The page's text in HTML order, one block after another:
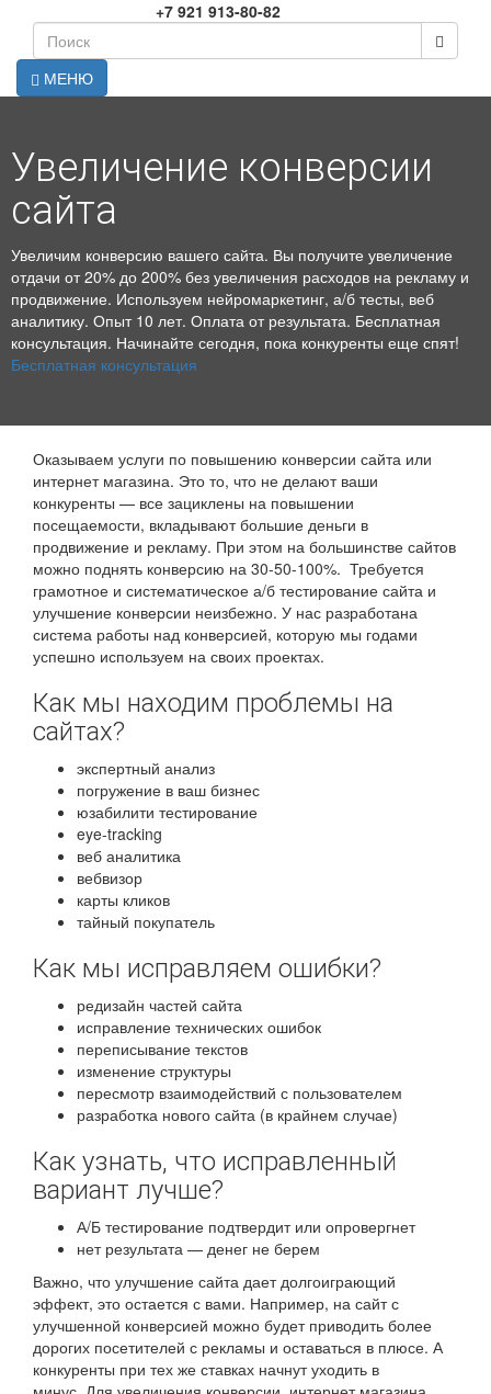
+7 921 913-80-82
МЕНЮ
Увеличение конверсии
сайта
Увеличим конверсию вашего сайта. Вы получите увеличение
отдачи от 20% до 200% без увеличения расходов на рекламу и
продвижение. Используем нейромаркетинг, а/б тесты, веб
аналитику. Опыт 10 лет. Оплата от результата. Бесплатная
консультация. Начинайте сегодня, пока конкуренты еще спят!
Бесплатная консультация
Оказываем услуги по повышению конверсии сайта или
интернет магазина. Это то, что не делают ваши
конкуренты — все зациклены на повышении
посещаемости, вкладывают большие деньги в
продвижение и рекламу. При этом на большинстве сайтов
можно поднять конверсию на 30-50-100%. Требуется
грамотное и систематическое а/б тестирование сайта и
улучшение конверсии неизбежно. У нас разработана
система работы над конверсией, которую мы годами
успешно используем на своих проектах.
Как мы находим проблемы на
сайтах?
экспертный анализ
погружение в ваш бизнес
юзабилити тестирование
eye-tracking
веб аналитика
вебвизор
карты кликов
тайный покупатель
Как мы исправляем ошибки?
редизайн частей сайта
исправление технических ошибок
переписывание текстов
изменение структуры
пересмотр взаимодействий с пользователем
разработка нового сайта (в крайнем случае)
Как узнать, что исправленный
вариант лучше?
А/Б тестирование подтвердит или опровергнет
нет результата — денег не берем
Важно, что улучшение сайта дает долгоиграющий
эффект, это остается с вами. Например, на сайт с
улучшенной конверсией можно будет приводить более
дорогих посетителей с рекламы и оставаться в плюсе. А
конкуренты при тех же ставках начнут уходить в